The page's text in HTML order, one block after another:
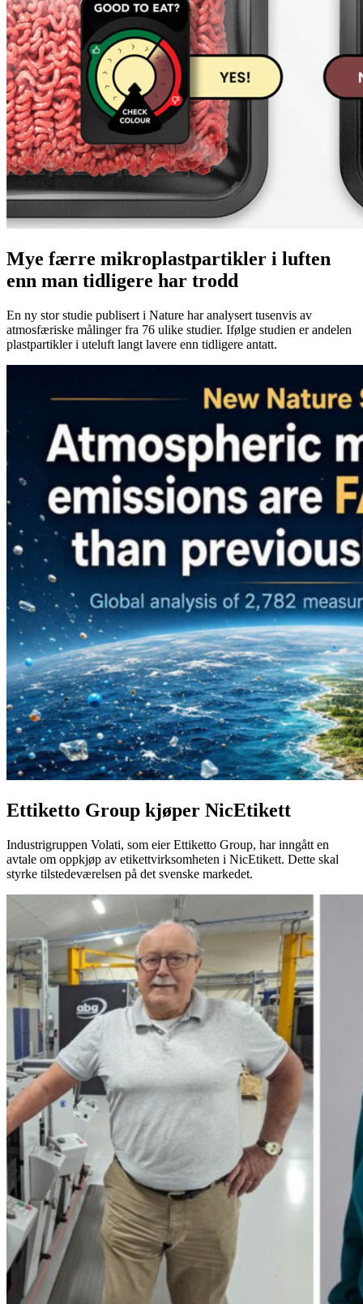
Mye færre mikroplastpartikler i luften
enn man tidligere har trodd
En ny stor studie publisert i Nature har analysert tusenvis av
atmosfæriske målinger fra 76 ulike studier. Ifølge studien er andelen
plastpartikler i uteluft langt lavere enn tidligere antatt.
Ettiketto Group kjøper NicEtikett
Industrigruppen Volati, som eier Ettiketto Group, har inngått en
avtale om oppkjøp av etikettvirksomheten i NicEtikett. Dette skal
styrke tilstedeværelsen på det svenske markedet.